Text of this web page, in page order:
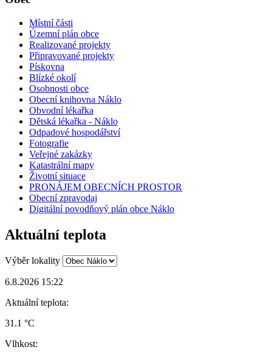
Místní části
Územní plán obce
Realizované projekty
Připravované projekty
Pískovna
Blízké okolí
Osobnosti obce
Obecní knihovna Náklo
Obvodní lékařka
Dětská lékařka - Náklo
Odpadové hospodářství
Fotografie
Veřejné zakázky
Katastrální mapy
Životní situace
PRONÁJEM OBECNÍCH PROSTOR
Obecní zpravodaj
Digitální povodňový plán obce Náklo
Aktuální teplota
Výběr lokality
6.8.2026 15:22
Aktuální teplota:
31.1 °C
Vlhkost: